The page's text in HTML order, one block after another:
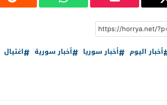
أخبار اليوم أخبار سوريا أخبار سورية اغتيال